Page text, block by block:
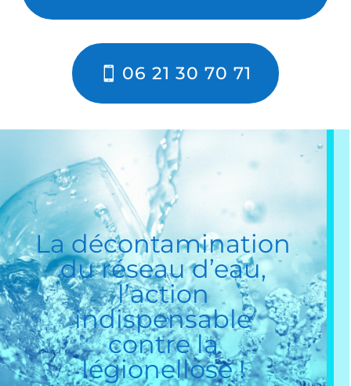
06 21 30 70 71
Ladécontamination
du réseau d’eau,
l’action
indispensable
contre la
légionellose !